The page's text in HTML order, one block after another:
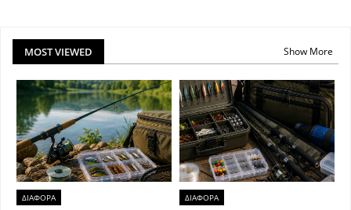
MOST VIEWED Show More
ΔΙΑΦΟΡΑ ΔΙΑΦΟΡΑ